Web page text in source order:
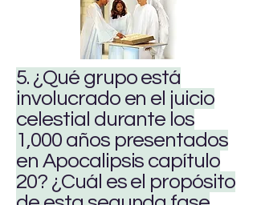
5. ¿Qué grupo está
involucrado en el juicio
celestial durante los
1,000 años presentados
en Apocalipsis capítulo
20? ¿Cuál es el propósito